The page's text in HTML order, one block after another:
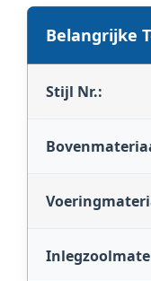
Belangrijke
Stijl Nr.: